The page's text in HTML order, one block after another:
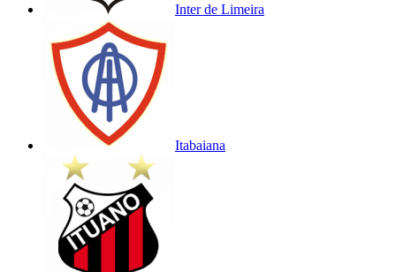
Inter de Limeira
Itabaiana